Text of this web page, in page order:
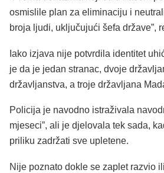
osmislile plan za eliminaciju i
broja ljudi, uključujući šefa države”,
Iako izjava nije potvrdila identitet
je da je jedan stranac, dvoje
državljanstva, a troje državljana
Policija je navodno istraživala
mjeseci”, ali je djelovala tek sada,
priliku zadržati sve upletene.
Nije poznato dokle se zaplet razvio